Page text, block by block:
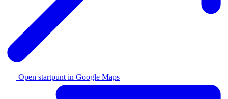
Open startpunt in Google Maps